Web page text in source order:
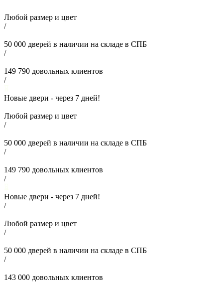
Любой размер и цвет
/
50 000 дверей в наличии на складе в СПБ
/
149 790 довольных клиентов
/
Новые двери - через 7 дней!
Любой размер и цвет
/
50 000 дверей в наличии на складе в СПБ
/
149 790 довольных клиентов
/
Новые двери - через 7 дней!
/
Любой размер и цвет
/
50 000 дверей в наличии на складе в СПБ
/
143 000 довольных клиентов